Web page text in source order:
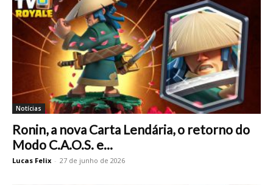
Notícias
Ronin, a nova Carta Lendária, o retorno do
Modo C.A.O.S. e...
Lucas Felix - 27 de junho de 2026